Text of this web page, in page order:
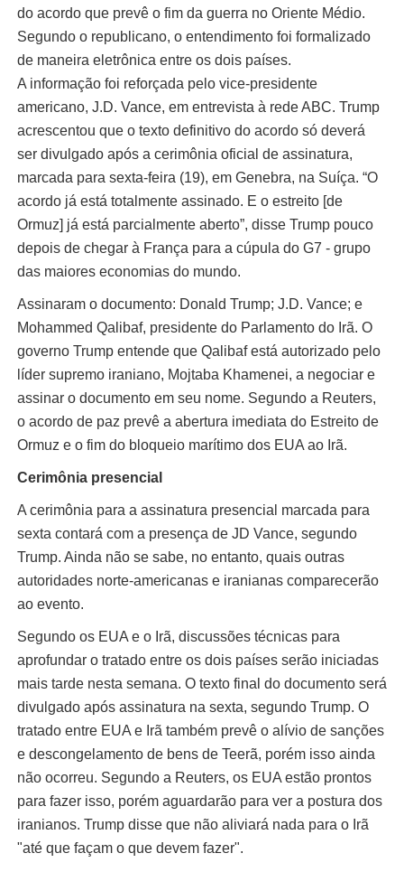
do acordo que prevê o fim da guerra no Oriente Médio.
Segundo o republicano, o entendimento foi formalizado
de maneira eletrônica entre os dois países.
A informação foi reforçada pelo vice-presidente
americano, J.D. Vance, em entrevista à rede ABC. Trump
acrescentou que o texto definitivo do acordo só deverá
ser divulgado após a cerimônia oficial de assinatura,
marcada para sexta-feira (19), em Genebra, na Suíça. “O
acordo já está totalmente assinado. E o estreito [de
Ormuz] já está parcialmente aberto”, disse Trump pouco
depois de chegar à França para a cúpula do G7 - grupo
das maiores economias do mundo.
Assinaram o documento: Donald Trump; J.D. Vance; e
Mohammed Qalibaf, presidente do Parlamento do Irã. O
governo Trump entende que Qalibaf está autorizado pelo
líder supremo iraniano, Mojtaba Khamenei, a negociar e
assinar o documento em seu nome. Segundo a Reuters,
o acordo de paz prevê a abertura imediata do Estreito de
Ormuz e o fim do bloqueio marítimo dos EUA ao Irã.
Cerimônia presencial
A cerimônia para a assinatura presencial marcada para
sexta contará com a presença de JD Vance, segundo
Trump. Ainda não se sabe, no entanto, quais outras
autoridades norte-americanas e iranianas comparecerão
ao evento.
Segundo os EUA e o Irã, discussões técnicas para
aprofundar o tratado entre os dois países serão iniciadas
mais tarde nesta semana. O texto final do documento será
divulgado após assinatura na sexta, segundo Trump. O
tratado entre EUA e Irã também prevê o alívio de sanções
e descongelamento de bens de Teerã, porém isso ainda
não ocorreu. Segundo a Reuters, os EUA estão prontos
para fazer isso, porém aguardarão para ver a postura dos
iranianos. Trump disse que não aliviará nada para o Irã
"até que façam o que devem fazer".